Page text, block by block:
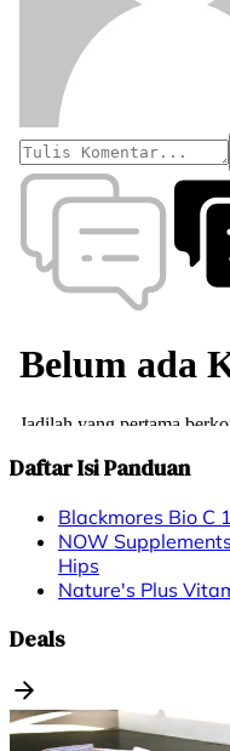
Daftar Isi Panduan
Blackmores Bio C
NOW
Hips
Nature's Plus
Deals